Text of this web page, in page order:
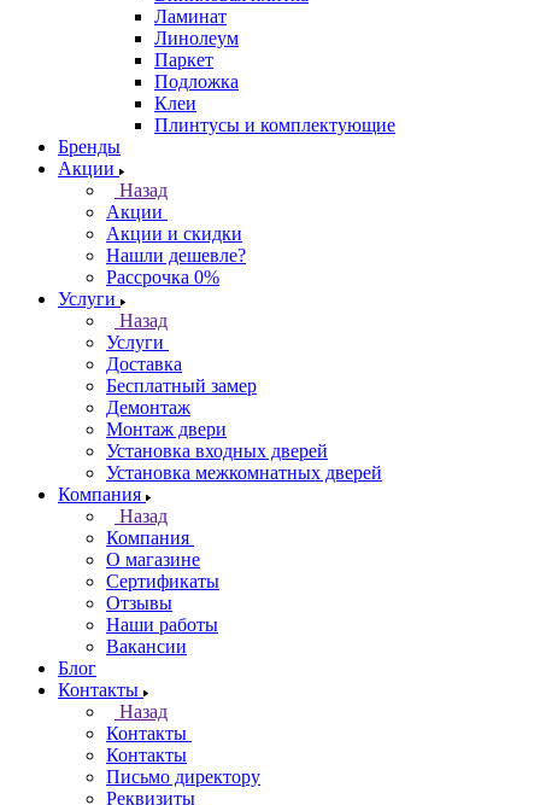
Ламинат
Линолеум
Паркет
Подложка
Клеи
Плинтусы и комплектующие
Бренды
Акции
Назад
Акции
Акции и скидки
Нашли дешевле?
Рассрочка 0%
Услуги
Назад
Услуги
Доставка
Бесплатный замер
Демонтаж
Монтаж двери
Установка входных дверей
Установка межкомнатных дверей
Компания
Назад
Компания
О магазине
Сертификаты
Отзывы
Наши работы
Вакансии
Блог
Контакты
Назад
Контакты
Контакты
Письмо директору
Реквизиты